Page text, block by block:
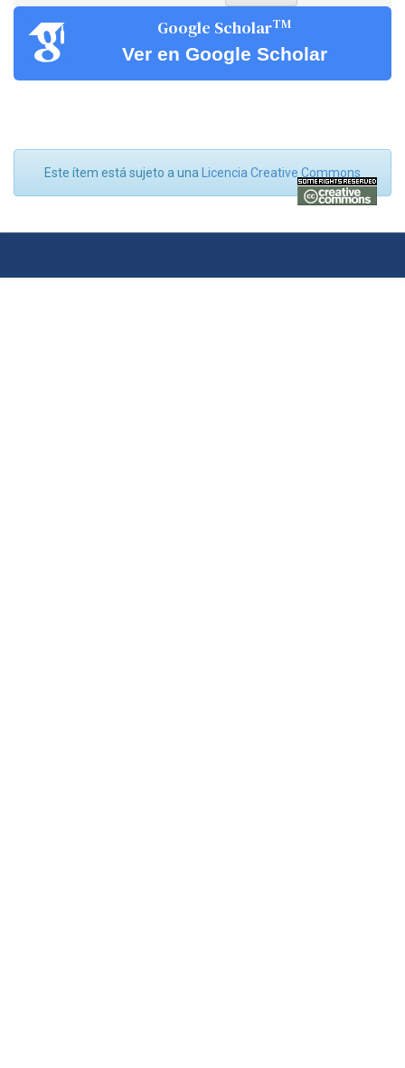
Google ScholarTM
Ver en Google Scholar
Este ítem está sujeto a una Licencia Creative Commons